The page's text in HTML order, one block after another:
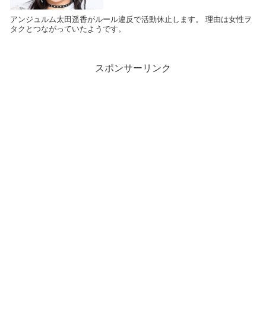
アンジュルム太田遥香がルール違反で活動休止します。 理由は女性ヲ
タクとつながっていたようです。
スポンサーリンク